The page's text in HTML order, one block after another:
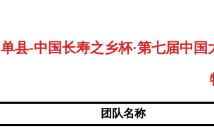
单县-中国长寿之乡杯·第七届中
团队名称